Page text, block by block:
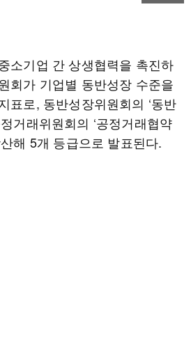
소기업 간 상생협력을 촉진하
회가 기업별 동반성장 수준을
표로, 동반성장위원회의 ‘동반
거래위원회의 ‘공정거래협약
해 5개 등급으로 발표된다.